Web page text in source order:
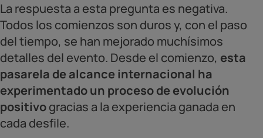
La respuesta a esta pregunta es negativa.
Todos los comienzos son duros y, con el paso
del tiempo, se han mejorado muchísimos
detalles del evento. Desde el comienzo, esta
pasarela de alcance internacional ha
experimentado un proceso de evolución
positivogracias a la experiencia ganada en
cada desfile.